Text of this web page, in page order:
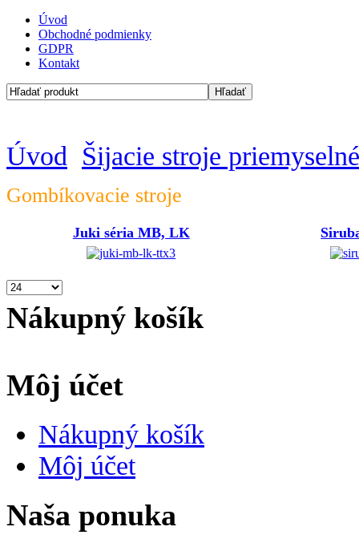
Úvod
Obchodné podmienky
GDPR
Kontakt
Úvod Šijacie stroje priemyselné
Gombíkovacie stroje
Juki séria MB, LK
Nákupný košík
Môj účet
Nákupný košík
Môj účet
Naša ponuka